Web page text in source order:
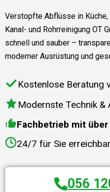
Verstopfte Abflüsse in
Kanal- und Rohrreinigung OT
schnell und sauber –
moderner Ausrüstung und
Kostenlose Beratung
Modernste Technik &
Fachbetrieb mit
24/7 für Sie erreichbar
056